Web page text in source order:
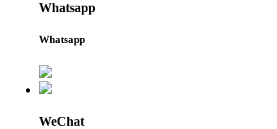
Whatsapp
Whatsapp
WeChat